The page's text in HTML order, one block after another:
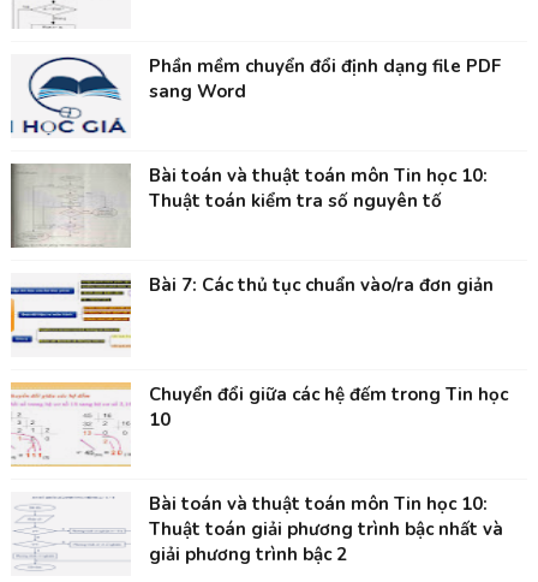
Phần mềm chuyển đổi định dạng file PDF
sang Word
Bài toán và thuật toán môn Tin học 10:
Thuật toán kiểm tra số nguyên tố
Bài 7: Các thủ tục chuẩn vào/ra đơn giản
Chuyển đổi giữa các hệ đếm trong Tin học
10
Bài toán và thuật toán môn Tin học 10:
Thuật toán giải phương trình bậc nhất và
giải phương trình bậc 2